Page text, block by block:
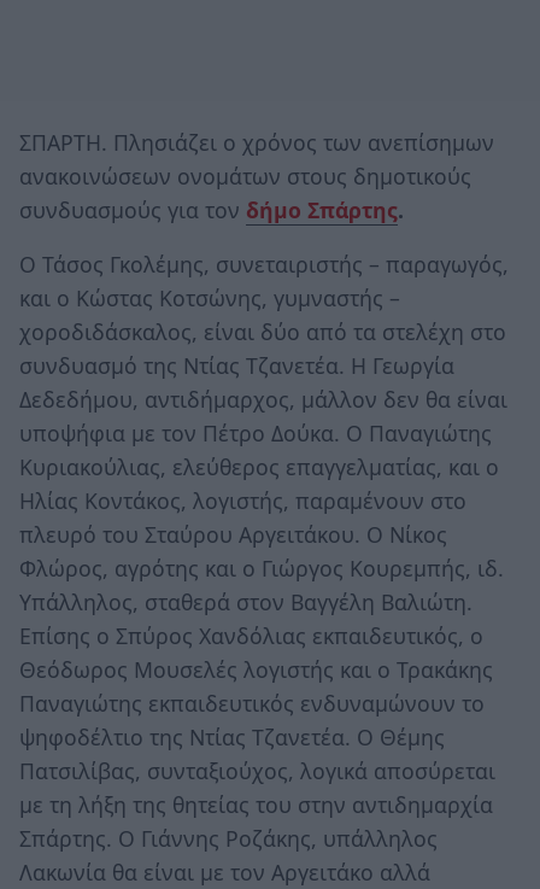
ΣΠΑΡΤΗ. Πλησιάζει ο χρόνος των ανεπίσημων
ανακοινώσεων ονομάτων στους δημοτικούς
συνδυασμούς για τον δήμο Σπάρτης.
Ο Τάσος Γκολέμης, συνεταιριστής – παραγωγός,
και ο Κώστας Κοτσώνης, γυμναστής –
χοροδιδάσκαλος, είναι δύο από τα στελέχη στο
συνδυασμό της Ντίας Τζανετέα. Η Γεωργία
Δεδεδήμου, αντιδήμαρχος, μάλλον δεν θα είναι
υποψήφια με τον Πέτρο Δούκα. Ο Παναγιώτης
Κυριακούλιας, ελεύθερος επαγγελματίας, και ο
Ηλίας Κοντάκος, λογιστής, παραμένουν στο
πλευρό του Σταύρου Αργειτάκου. Ο Νίκος
Φλώρος, αγρότης και ο Γιώργος Κουρεμπής, ιδ.
Υπάλληλος, σταθερά στον Βαγγέλη Βαλιώτη.
Επίσης ο Σπύρος Χανδόλιας εκπαιδευτικός, ο
Θεόδωρος Μουσελές λογιστής και ο Τρακάκης
Παναγιώτης εκπαιδευτικός ενδυναμώνουν το
ψηφοδέλτιο της Ντίας Τζανετέα. Ο Θέμης
Πατσιλίβας, συνταξιούχος, λογικά αποσύρεται
με τη λήξη της θητείας του στην αντιδημαρχία
Σπάρτης. Ο Γιάννης Ροζάκης, υπάλληλος
Λακωνία θα είναι με τον Αργειτάκο αλλά